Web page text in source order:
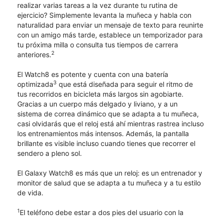
realizar varias tareas a la vez durante tu rutina de
ejercicio? Simplemente levanta la muñeca y habla con
naturalidad para enviar un mensaje de texto para reunirte
con un amigo más tarde, establece un temporizador para
tu próxima milla o consulta tus tiempos de carrera
anteriores.2
El Watch8 es potente y cuenta con una batería
optimizada3 que está diseñada para seguir el ritmo de
tus recorridos en bicicleta más largos sin agobiarte.
Gracias a un cuerpo más delgado y liviano, y a un
sistema de correa dinámico que se adapta a tu muñeca,
casi olvidarás que el reloj está ahí mientras rastrea incluso
los entrenamientos más intensos. Además, la pantalla
brillante es visible incluso cuando tienes que recorrer el
sendero a pleno sol.
El Galaxy Watch8 es más que un reloj: es un entrenador y
monitor de salud que se adapta a tu muñeca y a tu estilo
de vida.
1El teléfono debe estar a dos pies del usuario con la